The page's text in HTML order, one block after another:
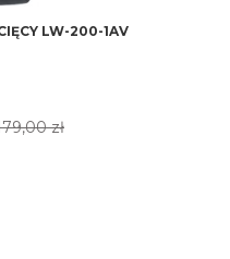
LW-200-1AV
zł